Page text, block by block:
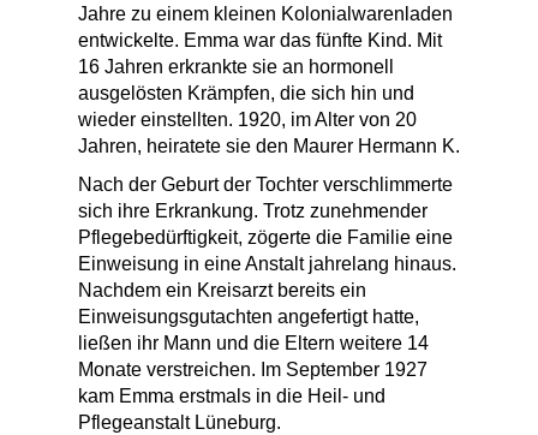
Jahre zu einem kleinen Kolonialwarenladen
entwickelte. Emma war das fünfte Kind. Mit
16 Jahren erkrankte sie an hormonell
ausgelösten Krämpfen, die sich hin und
wieder einstellten. 1920, im Alter von 20
Jahren, heiratete sie den Maurer Hermann K.
Nach der Geburt der Tochter verschlimmerte
sich ihre Erkrankung. Trotz zunehmender
Pflegebedürftigkeit, zögerte die Familie eine
Einweisung in eine Anstalt jahrelang hinaus.
Nachdem ein Kreisarzt bereits ein
Einweisungsgutachten angefertigt hatte,
ließen ihr Mann und die Eltern weitere 14
Monate verstreichen. Im September 1927
kam Emma erstmals in die Heil- und
Pflegeanstalt Lüneburg.